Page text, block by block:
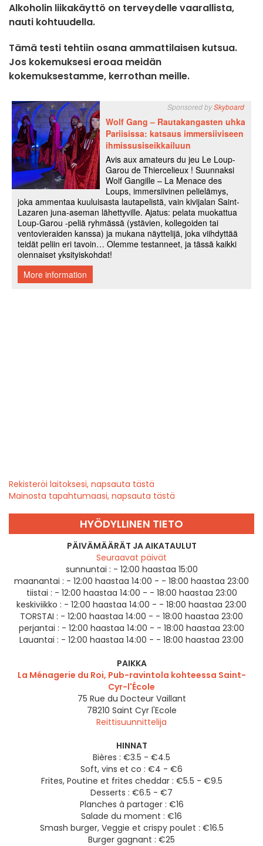
Alkoholin liikakäyttö on terveydelle vaarallista,
nauti kohtuudella.
Tämä testi tehtiin osana ammattilaisen kutsua.
Jos kokemuksesi eroaa meidän
kokemuksestamme, kerrothan meille.
Rekisteröi laitoksesi, napsauta tästä
Mainosta tapahtumaasi, napsauta tästä
HYÖDYLLINEN TIETO
PÄIVÄMÄÄRÄT JA AIKATAULUT
Seuraavat päivät
sunnuntai : - 12:00 haastaa 15:00
maanantai : - 12:00 haastaa 14:00 - - 18:00 haastaa 23:00
tiistai : - 12:00 haastaa 14:00 - - 18:00 haastaa 23:00
keskiviikko : - 12:00 haastaa 14:00 - - 18:00 haastaa 23:00
TORSTAI : - 12:00 haastaa 14:00 - - 18:00 haastaa 23:00
perjantai : - 12:00 haastaa 14:00 - - 18:00 haastaa 23:00
Lauantai : - 12:00 haastaa 14:00 - - 18:00 haastaa 23:00
PAIKKA
La Ménagerie du Roi, Pub-ravintola kohteessa Saint-
Cyr-l'École
75 Rue du Docteur Vaillant
78210 Saint Cyr l'Ecole
Reittisuunnittelija
HINNAT
Bières : €3.5 - €4.5
Soft, vins et co : €4 - €6
Frites, Poutine et frites cheddar : €5.5 - €9.5
Desserts : €6.5 - €7
Planches à partager : €16
Salade du moment : €16
Smash burger, Veggie et crispy poulet : €16.5
Burger gagnant : €25